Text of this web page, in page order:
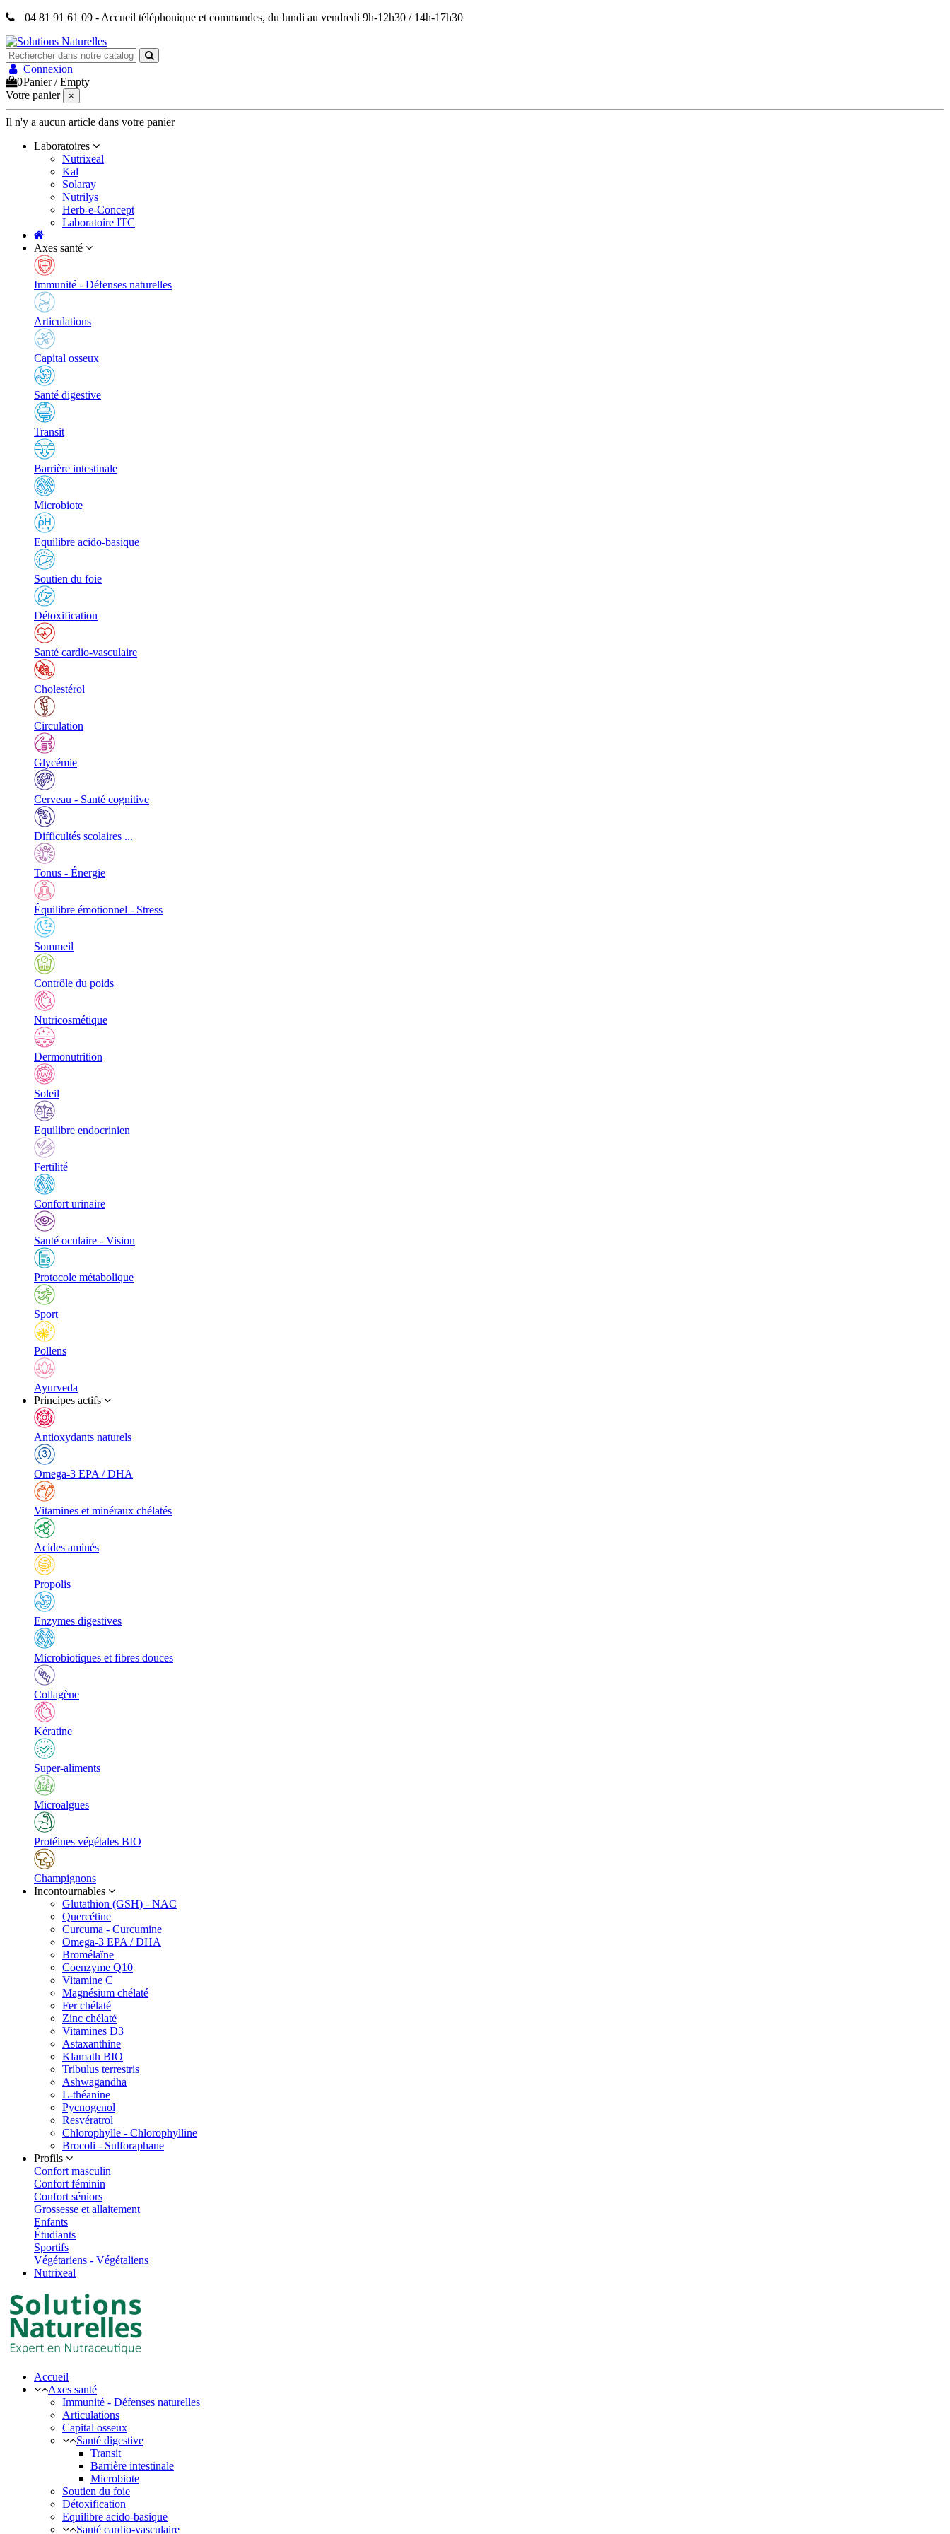
04 81 91 61 09 - Accueil téléphonique et commandes, du lundi au vendredi 9h-12h30 / 14h-17h30
Connexion
0Panier /Empty
Votre panier
×
Il n'y a aucun article dans votre panier
Laboratoires
Nutrixeal
Kal
Solaray
Nutrilys
Herb-e-Concept
Laboratoire ITC
Axes santé
Immunité - Défenses naturelles
Articulations
Capital osseux
Santé digestive
Transit
Barrière intestinale
Microbiote
Equilibre acido-basique
Soutien du foie
Détoxification
Santé cardio-vasculaire
Cholestérol
Circulation
Glycémie
Cerveau - Santé cognitive
Difficultés scolaires ...
Tonus - Énergie
Équilibre émotionnel - Stress
Sommeil
Contrôle du poids
Nutricosmétique
Dermonutrition
Soleil
Equilibre endocrinien
Fertilité
Confort urinaire
Santé oculaire - Vision
Protocole métabolique
Sport
Pollens
Ayurveda
Principes actifs
Antioxydants naturels
Omega-3 EPA / DHA
Vitamines et minéraux chélatés
Acides aminés
Propolis
Enzymes digestives
Microbiotiques et fibres douces
Collagène
Kératine
Super-aliments
Microalgues
Protéines végétales BIO
Champignons
Incontournables
Glutathion (GSH) - NAC
Quercétine
Curcuma - Curcumine
Omega-3 EPA / DHA
Bromélaïne
Coenzyme Q10
Vitamine C
Magnésium chélaté
Fer chélaté
Zinc chélaté
Vitamines D3
Astaxanthine
Klamath BIO
Tribulus terrestris
Ashwagandha
L-théanine
Pycnogenol
Resvératrol
Chlorophylle - Chlorophylline
Brocoli - Sulforaphane
Profils
Confort masculin
Confort féminin
Confort séniors
Grossesse et allaitement
Enfants
Étudiants
Sportifs
Végétariens - Végétaliens
Nutrixeal
Accueil
Axes santé
Immunité - Défenses naturelles
Articulations
Capital osseux
Santé digestive
Transit
Barrière intestinale
Microbiote
Soutien du foie
Détoxification
Equilibre acido-basique
Santé cardio-vasculaire